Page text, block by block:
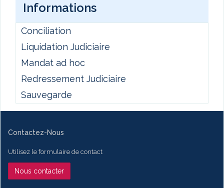
Informations
Conciliation
Liquidation Judiciaire
Mandat ad hoc
Redressement Judiciaire
Sauvegarde
Contactez-Nous
Utilisez le formulaire de contact
Nous contacter